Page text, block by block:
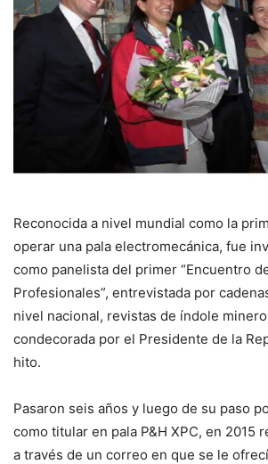
Reconocida a nivel mundial como la
operar una pala electromecánica, fue
como panelista del primer “Encuentro
Profesionales”, entrevistada por
nivel nacional, revistas de índole
condecorada por el Presidente de la
hito.
Pasaron seis años y luego de su paso
como titular en pala P&H XPC, en 2015
a través de un correo en que se le